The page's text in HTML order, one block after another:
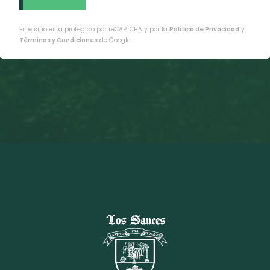
Este sitio está protegido por reCAPTCHA y por la Política de Privacidad y
Términos y Condiciones de Google.